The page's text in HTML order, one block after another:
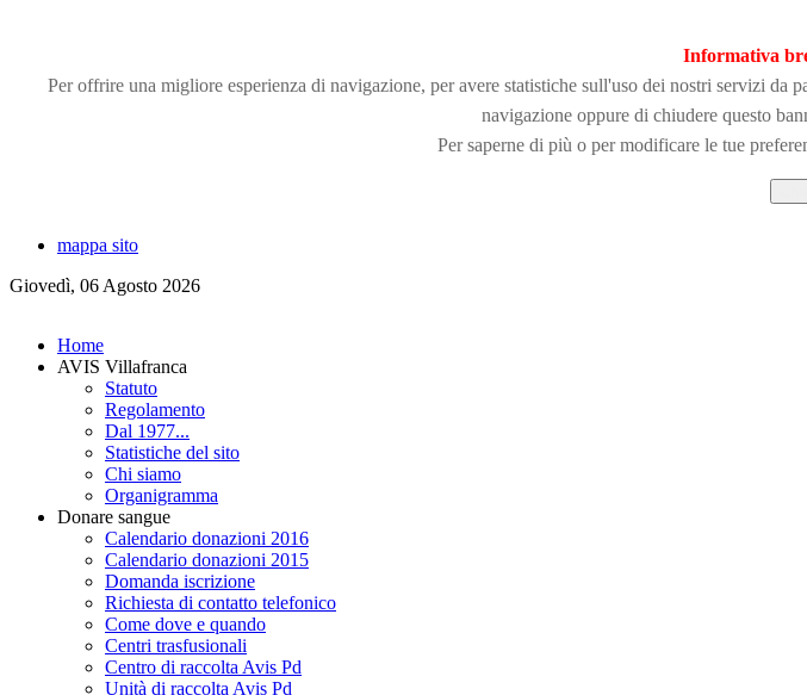
Informativa
Per offrire una migliore esperienza di navigazione, per avere statistiche sull'uso dei nostri servizi da
navigazione oppure di chiudere questo
Per saperne di più o per modificare le tue
mappa sito
Giovedì, 06 Agosto 2026
Home
AVIS Villafranca
Statuto
Regolamento
Dal 1977...
Statistiche del sito
Chi siamo
Organigramma
Donare sangue
Calendario donazioni 2016
Calendario donazioni 2015
Domanda iscrizione
Richiesta di contatto telefonico
Come dove e quando
Centri trasfusionali
Centro di raccolta Avis Pd
Unità di raccolta Avis Pd